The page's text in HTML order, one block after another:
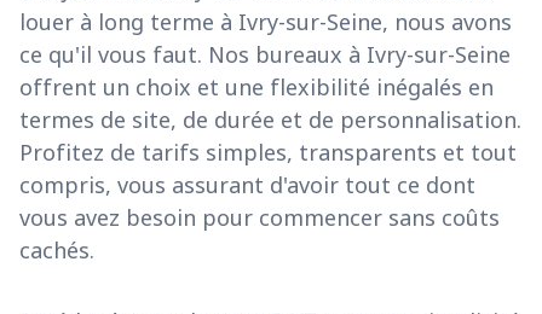
louer à long terme à Ivry-sur-Seine, nous avons
ce qu'il vous faut. Nos bureaux à Ivry-sur-Seine
offrent un choix et une flexibilité inégalés en
termes de site, de durée et de personnalisation.
Profitez de tarifs simples, transparents et tout
compris, vous assurant d'avoir tout ce dont
vous avez besoin pour commencer sans coûts
cachés.